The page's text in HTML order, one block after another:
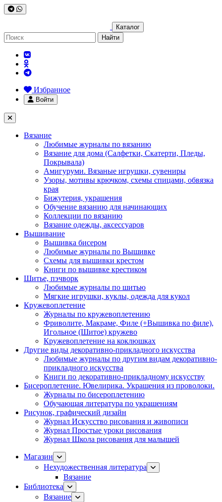
Каталог
Найти
Избранное
Войти
Вязание
Любимые журналы по вязанию
Вязание для дома (Салфетки, Скатерти, Пледы,
Покрывала)
Амигуруми. Вязаные игрушки, сувениры
Узоры, мотивы крючком, схемы спицами, обвязка
края
Бижутерия, украшения
Обучение вязанию для начинающих
Коллекции по вязанию
Вязание одежды, аксессуаров
Вышивание
Вышивка бисером
Любимые журналы по Вышивке
Схемы для вышивки крестом
Книги по вышивке крестиком
Шитье, пэчворк
Любимые журналы по шитью
Мягкие игрушки, куклы, одежда для кукол
Кружевоплетение
Журналы по кружевоплетению
Фриволите, Макраме, Филе (+Вышивка по филе),
Игольное (Шитое) кружево
Кружевоплетение на коклюшках
Другие виды декоративно-прикладного искусства
Любимые журналы по другим видам декоративно-
прикладного искусства
Книги по декоративно-прикладному искусству
Бисероплетение. Ювелирика. Украшения из проволоки.
Журналы по бисероплетению
Обучающая литература по украшениям
Рисунок, графический дизайн
Журнал Искусство рисования и живописи
Журнал Простые уроки рисования
Журнал Школа рисования для малышей
Магазин
Нехудожественная литература
Вязание
Библиотека
Вязание